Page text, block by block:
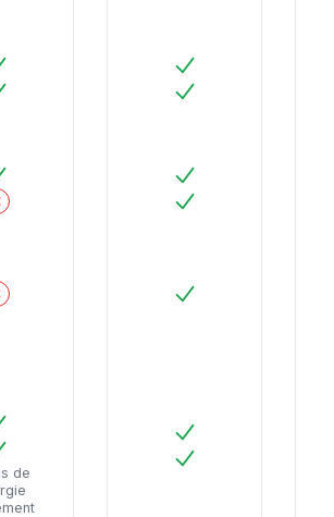
Oui
Oui
de
Oui